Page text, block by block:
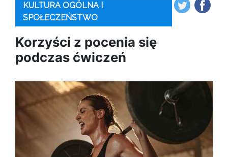
KULTURA OGÓLNA I
SPOŁECZEŃSTWO
Korzyści z pocenia się
podczas ćwiczeń